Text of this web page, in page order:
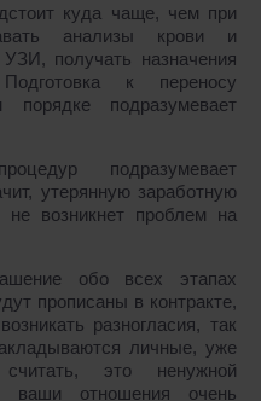
куда чаще, чем при
анализы крови и
получать назначения
к переносу
подразумевает
подразумевает
утерянную заработную
возникнет проблем на
обо всех этапах
прописаны в контракте,
разногласия, так
личные, уже
это ненужной
ваши отношения очень